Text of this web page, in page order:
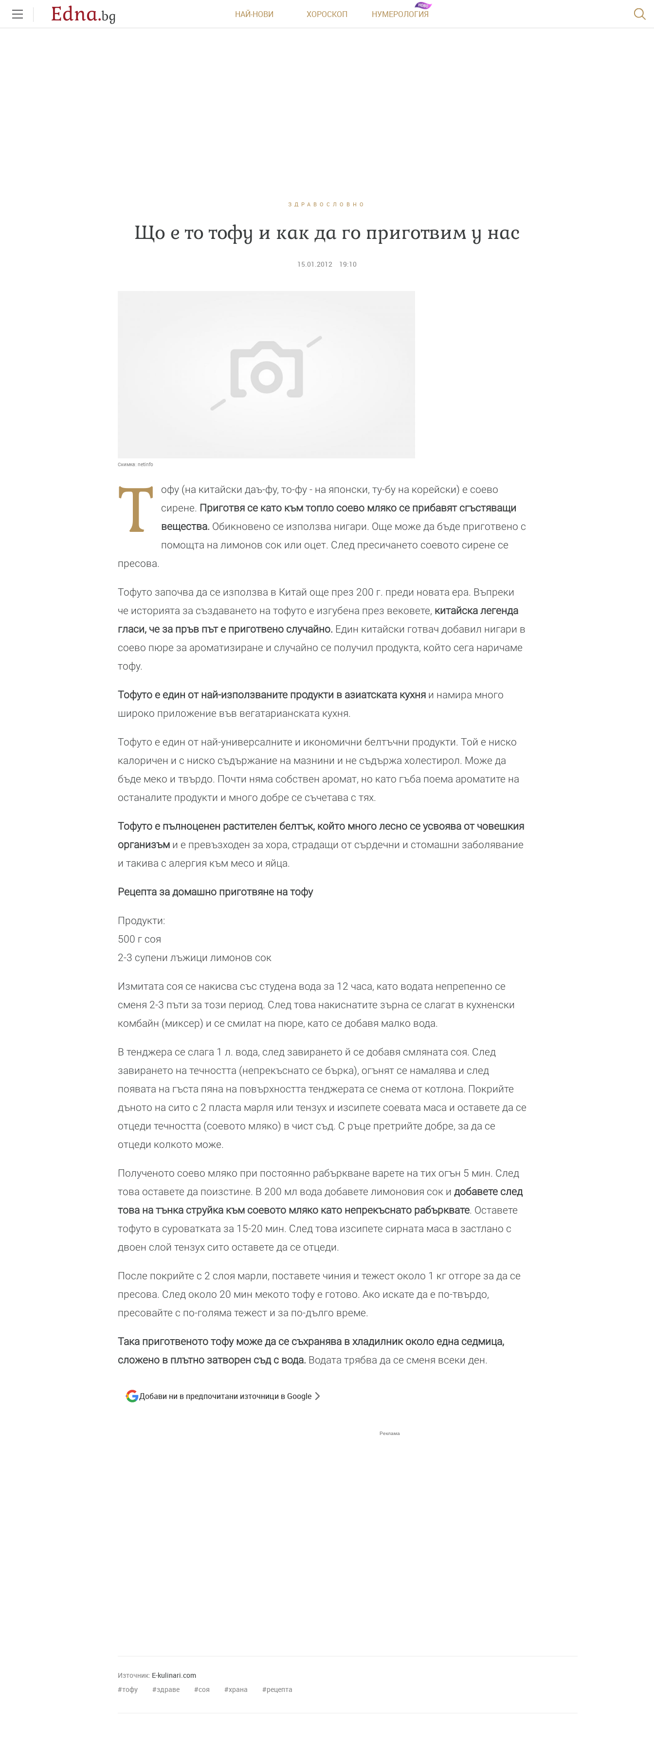
Edna.bg НАЙ-НОВИ ХОРОСКОП НУМЕРОЛОГИЯ
ЗДРАВОСЛОВНО
Що е то тофу и как да го приготвим у нас
15.01.2012 19:10
Снимка: netinfo
Т
офу (на китайски даъ-фу, то-фу - на японски, ту-бу на корейски) е соево
сирене. Приготвя се като към топло соево мляко се прибавят сгъстяващи
вещества. Обикновено се използва нигари. Още може да бъде приготвено с
помощта на лимонов сок или оцет. След пресичането соевото сирене се
пресова.
Тофуто започва да се използва в Китай още през 200 г. преди новата ера. Въпреки
че историята за създаването на тофуто е изгубена през вековете, китайска легенда
гласи, че за пръв път е приготвено случайно. Един китайски готвач добавил нигари в
соево пюре за ароматизиране и случайно се получил продукта, който сега наричаме
тофу.
Тофуто е един от най-използваните продукти в азиатската кухня и намира много
широко приложение във вегатарианската кухня.
Тофуто е един от най-универсалните и икономични белтъчни продукти. Той е ниско
калоричен и с ниско съдържание на мазнини и не съдържа холестирол. Може да
бъде меко и твърдо. Почти няма собствен аромат, но като гъба поема ароматите на
останалите продукти и много добре се съчетава с тях.
Тофуто е пълноценен растителен белтък, който много лесно се усвоява от човешкия
организъм и е превъзходен за хора, страдащи от сърдечни и стомашни заболявание
и такива с алергия към месо и яйца.
Рецепта за домашно приготвяне на тофу
Продукти:
500 г соя
2-3 супени лъжици лимонов сок
Измитата соя се накисва със студена вода за 12 часа, като водата непрепенно се
сменя 2-3 пъти за този период. След това накиснатите зърна се слагат в кухненски
комбайн (миксер) и се смилат на пюре, като се добавя малко вода.
В тенджера се слага 1 л. вода, след завирането й се добавя смляната соя. След
завирането на течността (непрекъснато се бърка), огънят се намалява и след
появата на гъста пяна на повърхността тенджерата се снема от котлона. Покрийте
дъното на сито с 2 пласта марля или тензух и изсипете соевата маса и оставете да се
отцеди течността (соевото мляко) в чист съд. С ръце претрийте добре, за да се
отцеди колкото може.
Полученото соево мляко при постоянно рабъркване варете на тих огън 5 мин. След
това оставете да поизстине. В 200 мл вода добавете лимоновия сок и добавете след
това на тънка струйка към соевото мляко като непрекъснато рабърквате. Оставете
тофуто в суроватката за 15-20 мин. След това изсипете сирната маса в застлано с
двоен слой тензух сито оставете да се отцеди.
После покрийте с 2 слоя марли, поставете чиния и тежест около 1 кг отгоре за да се
пресова. След около 20 мин мекото тофу е готово. Ако искате да е по-твърдо,
пресовайте с по-голяма тежест и за по-дълго време.
Така приготвеното тофу може да се съхранява в хладилник около една седмица,
сложено в плътно затворен съд с вода. Водата трябва да се сменя всеки ден.
Добави ни в предпочитани източници в Google
Източник: E-kulinari.com
тофу
здраве соя храна рецепта